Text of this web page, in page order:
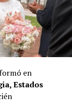
en
Estados